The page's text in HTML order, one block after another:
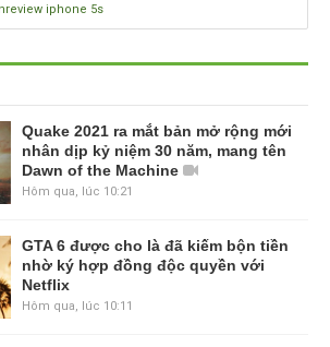
iphone 5s
Quake 2021 ra mắt bản mở rộng mới
nhân dịp kỷ niệm 30 năm, mang tên
Dawn of the Machine
Hôm qua, lúc 10:21
GTA 6 được cho là đã kiếm bộn tiền
nhờ ký hợp đồng độc quyền với
Netflix
Hôm qua, lúc 10:11